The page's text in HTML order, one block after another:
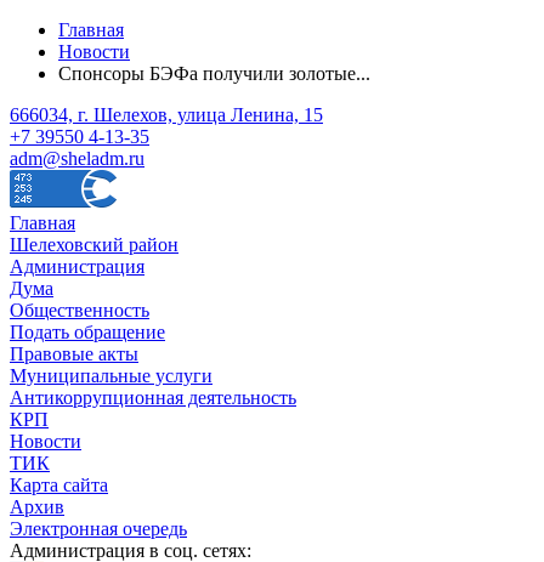
Главная
Новости
Спонсоры БЭФа получили золотые...
666034, г. Шелехов, улица Ленина, 15
+7 39550 4-13-35
adm@sheladm.ru
Главная
Шелеховский район
Администрация
Дума
Общественность
Подать обращение
Правовые акты
Муниципальные услуги
Антикоррупционная деятельность
КРП
Новости
ТИК
Карта сайта
Архив
Электронная очередь
Администрация в соц. сетях: